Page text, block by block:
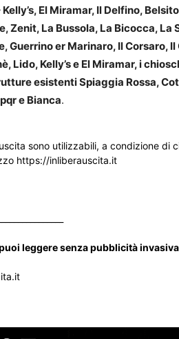
El Miramar, Il Delfino,
Zenit, La Bussola, La Bicocca, La
Guerrino er Marinaro, Il Corsaro,
Lido, Kelly’s e El Miramar, i
esistenti Spiaggia Rossa,
e Bianca.
sono utilizzabili, a condizione di
https://inliberauscita.it
leggere senza pubblicità invasiva